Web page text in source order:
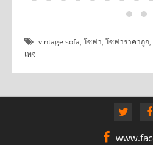
vintage sofa, โซฟา, โซฟาราคาถูก,
เทจ